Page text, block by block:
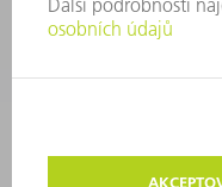
VOP TRUMPF